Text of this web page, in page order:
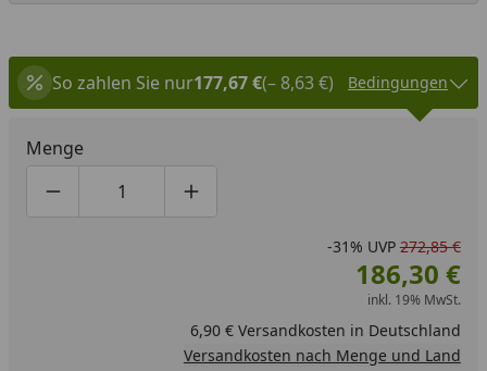
So zahlen Sie nur177,67 €(– 8,63 €) Bedingungen
Menge
Produktmenge um eins verringern
Produktmenge manuell eingeben
Produktmenge um eins erhöhen
-31% UVP 272,85 €
186,30 €
inkl. 19% MwSt.
6,90 € Versandkosten in Deutschland
Versandkosten nach Menge und Land